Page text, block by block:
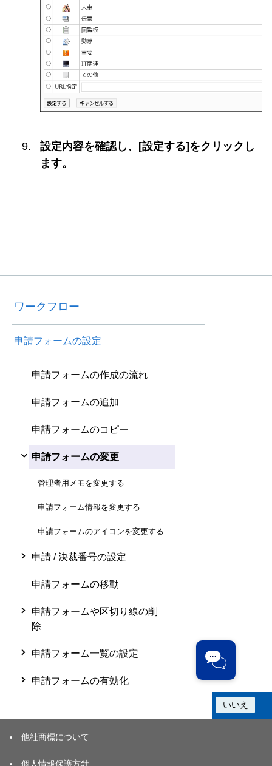
設定内容を確認し、[設定する]をクリックし
ます。
ワークフロー
申請フォームの設定
申請フォームの作成の流れ
申請フォームの追加
申請フォームのコピー
申請フォームの変更
管理者用メモを変更する
申請フォーム情報を変更する
申請フォームのアイコンを変更する
申請 / 決裁番号の設定
申請フォームの移動
申請フォームや区切り線の削
除
申請フォーム一覧の設定
申請フォームの有効化
いいえ
他社商標について
個人情報保護方針